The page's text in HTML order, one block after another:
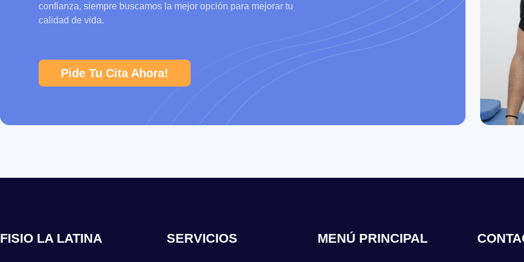
confianza, siempre buscamos la mejor opción para mejorar tu
calidad de vida.
Pide Tu Cita Ahora!
FISIO LA LATINA SERVICIOS MENÚ PRINCIPAL